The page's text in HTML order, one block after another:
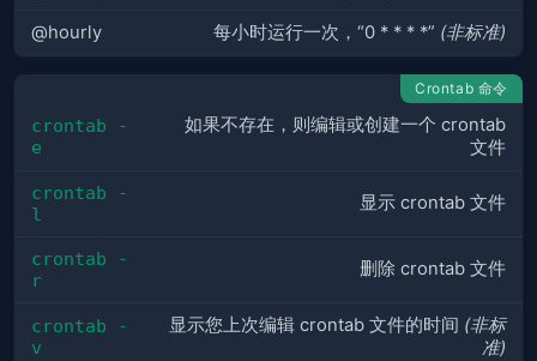
@hourly 每小时运行一次，“0 * * * *” (非标准)
Crontab 命令
crontab -
e
如果不存在，则编辑或创建一个 crontab
文件
crontab -
l
显示 crontab 文件
crontab -
r
删除 crontab 文件
crontab -
v
显示您上次编辑 crontab 文件的时间 (非标
准)